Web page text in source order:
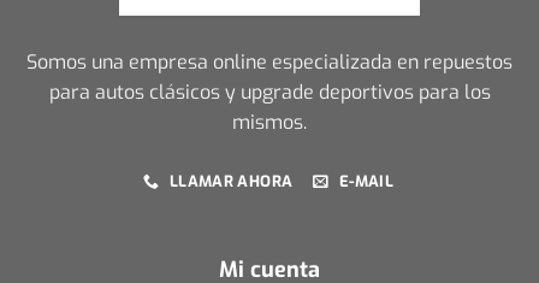
Somos una empresa online especializada en repuestos
para autos clásicos y upgrade deportivos para los
mismos.
LLAMAR AHORA E-MAIL
Mi cuenta